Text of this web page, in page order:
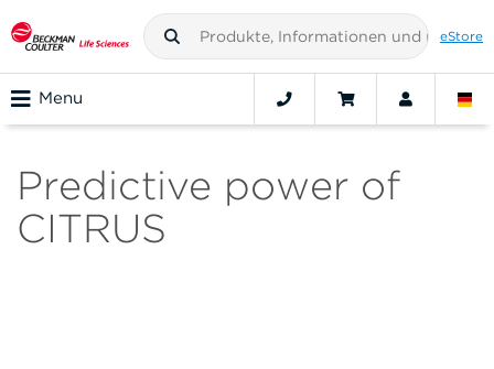
eStore
Menu
Predictive power of
CITRUS